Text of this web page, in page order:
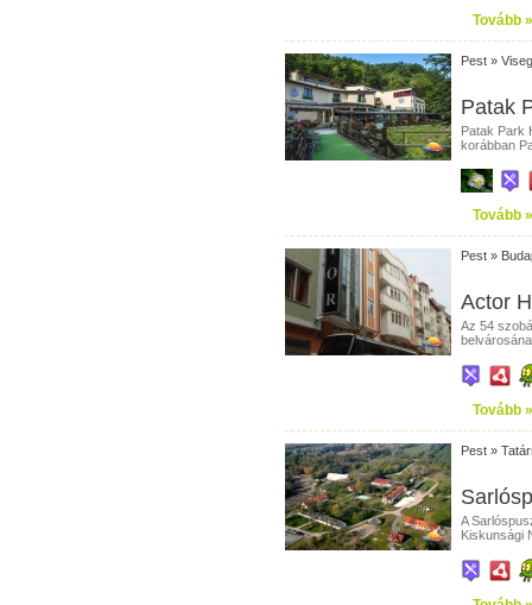
Tovább »
Pest »
Patak
Patak Park
korábban
Tovább »
Pest »
Actor
Az 54
Tovább »
Pest »
A
Kiskunsági